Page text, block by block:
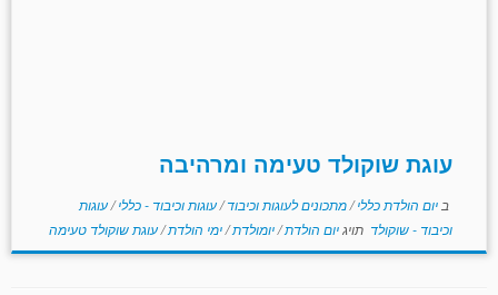
עוגת שוקולד טעימה ומרהיבה
ב יום הולדת כללי/מתכונים לעוגות וכיבוד/עוגות וכיבוד - כללי/עוגות
וכיבוד - שוקולד תויגיום הולדת/יומולדת/ימי הולדת/עוגת שוקולד טעימה